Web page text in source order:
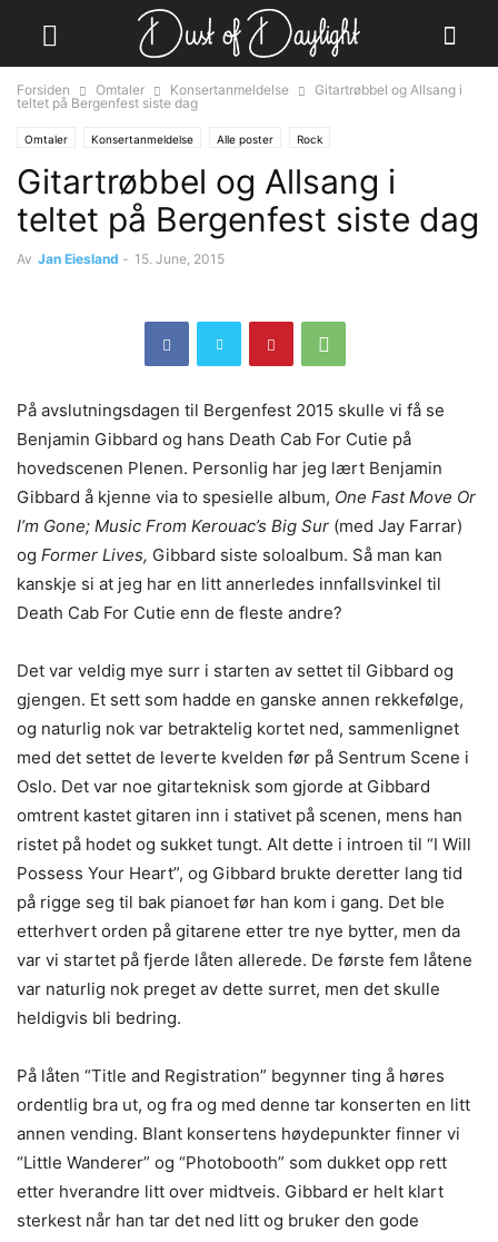
Forsiden Omtaler Konsertanmeldelse
Gitartrøbbel og Allsang i
teltet på Bergenfest siste dag
Omtaler Konsertanmeldelse Alle poster Rock
Gitartrøbbel og Allsang i
teltet på Bergenfest siste dag
Av Jan Eiesland - 15. June, 2015
På avslutningsdagen til Bergenfest 2015 skulle vi få se
Benjamin Gibbard og hans Death Cab For Cutie på
hovedscenen Plenen. Personlig har jeg lært Benjamin
Gibbard å kjenne via to spesielle album, One Fast Move Or
I’m Gone; Music From Kerouac’s Big Sur (med Jay Farrar)
og Former Lives, Gibbard siste soloalbum. Så man kan
kanskje si at jeg har en litt annerledes innfallsvinkel til
Death Cab For Cutie enn de fleste andre?
Det var veldig mye surr i starten av settet til Gibbard og
gjengen. Et sett som hadde en ganske annen rekkefølge,
og naturlig nok var betraktelig kortet ned, sammenlignet
med det settet de leverte kvelden før på Sentrum Scene i
Oslo. Det var noe gitarteknisk som gjorde at Gibbard
omtrent kastet gitaren inn i stativet på scenen, mens han
ristet på hodet og sukket tungt. Alt dette i introen til “I Will
Possess Your Heart”, og Gibbard brukte deretter lang tid
på rigge seg til bak pianoet før han kom i gang. Det ble
etterhvert orden på gitarene etter tre nye bytter, men da
var vi startet på fjerde låten allerede. De første fem låtene
var naturlig nok preget av dette surret, men det skulle
heldigvis bli bedring.
På låten “Title and Registration” begynner ting å høres
ordentlig bra ut, og fra og med denne tar konserten en litt
annen vending. Blant konsertens høydepunkter finner vi
“Little Wanderer” og “Photobooth” som dukket opp rett
etter hverandre litt over midtveis. Gibbard er helt klart
sterkest når han tar det ned litt og bruker den gode